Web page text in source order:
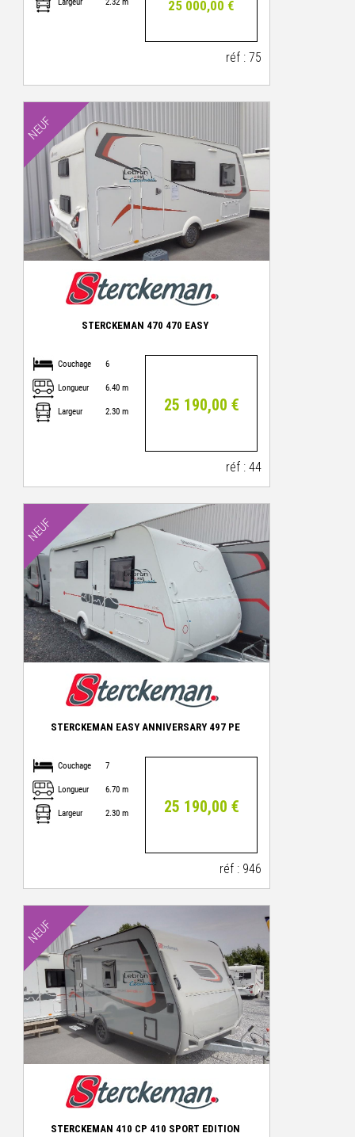
Largeur 2.32 m 25 000,00 €
réf : 75
NEUF
STERCKEMAN 470 470 EASY
Couchage 6
Longueur 6.40 m
Largeur 2.30 m 25 190,00 €
réf : 44
NEUF
STERCKEMAN EASY ANNIVERSARY 497 PE
Couchage 7
Longueur 6.70 m
Largeur 2.30 m 25 190,00 €
réf : 946
NEUF
STERCKEMAN 410 CP 410 SPORT EDITION